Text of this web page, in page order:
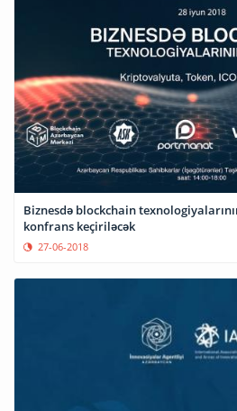
Biznesdə blockchain
konfrans keçiriləcək
27-06-2018